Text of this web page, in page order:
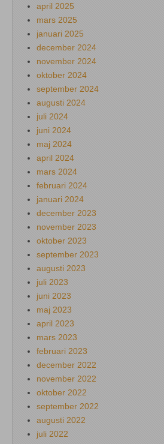
april 2025
mars 2025
januari 2025
december 2024
november 2024
oktober 2024
september 2024
augusti 2024
juli 2024
juni 2024
maj 2024
april 2024
mars 2024
februari 2024
januari 2024
december 2023
november 2023
oktober 2023
september 2023
augusti 2023
juli 2023
juni 2023
maj 2023
april 2023
mars 2023
februari 2023
december 2022
november 2022
oktober 2022
september 2022
augusti 2022
juli 2022